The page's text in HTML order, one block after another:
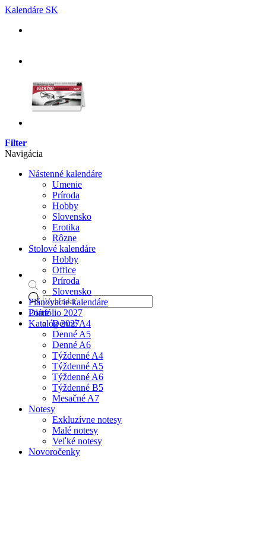
Skip
content
Kalendáre SK
Products
search
Portfólio 2027
Katalóg 2027
Filter
Navigácia
Nástenné kalendáre
Umenie
Príroda
Hobby
Slovensko
Erotika
Rôzne
Stolové kalendáre
Hobby
Office
Príroda
Slovensko
Plánovacie kalendáre
Diáre
Denné A4
Denné A5
Denné A6
Týždenné A4
Týždenné A5
Týždenné A6
Týždenné B5
Mesačné A7
Notesy
Exkluzívne notesy
Malé notesy
Veľké notesy
Novoročenky